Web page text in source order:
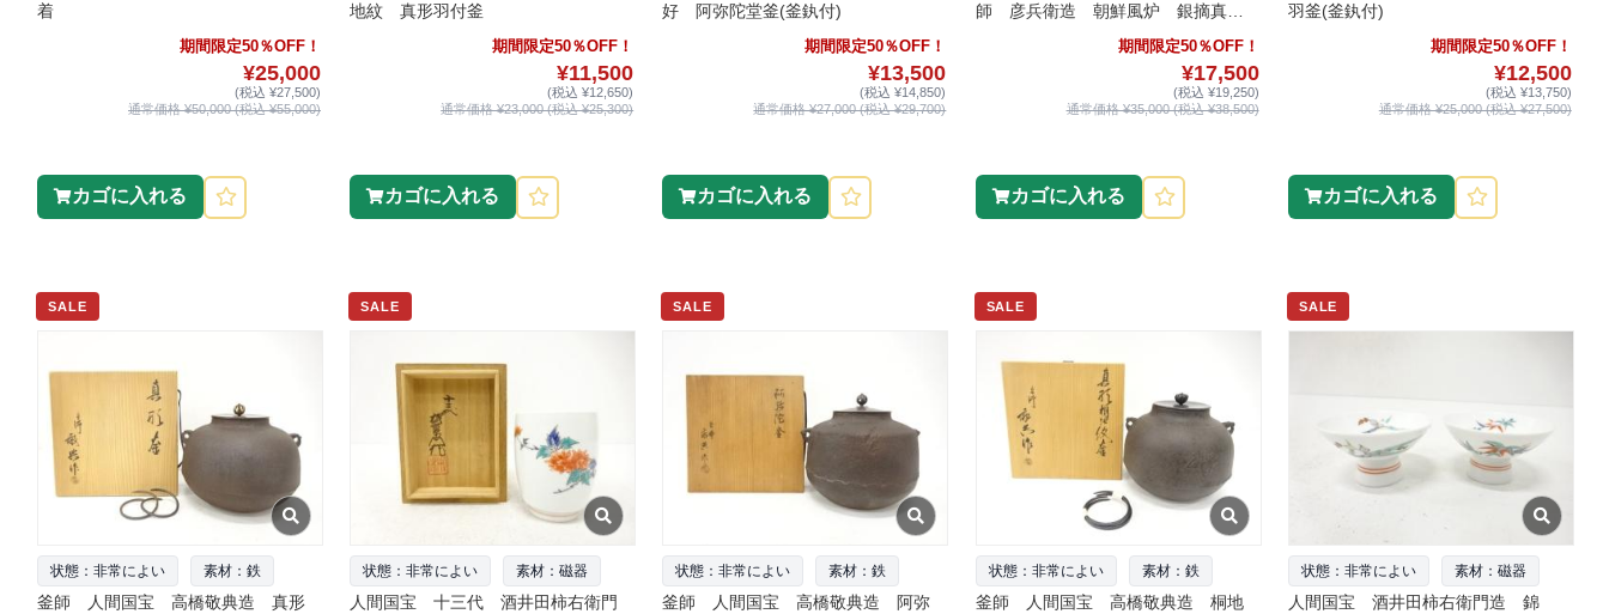
着
期間限定50％OFF！
¥25,000
(税込 ¥27,500)
通常価格 ¥50,000 (税込 ¥55,000)
カゴに入れる
地紋 真形羽付釜
期間限定50％OFF！
¥11,500
(税込 ¥12,650)
通常価格 ¥23,000 (税込 ¥25,300)
カゴに入れる
好 阿弥陀堂釜(釜釻付)
期間限定50％OFF！
¥13,500
(税込 ¥14,850)
通常価格 ¥27,000 (税込 ¥29,700)
カゴに入れる
師 彦兵衛造 朝鮮風炉 銀摘真形
期間限定50％OFF！
¥17,500
(税込 ¥19,250)
通常価格 ¥35,000 (税込 ¥38,500)
カゴに入れる
羽釜(釜釻付)
期間限定50％OFF！
¥12,500
(税込 ¥13,750)
通常価格 ¥25,000 (税込 ¥27,500)
カゴに入れる
SALE
状態：非常によい 素材：鉄
釜師 人間国宝 高橋敬典造 真形
SALE
状態：非常によい 素材：磁器
人間国宝 十三代 酒井田柿右衛門
SALE
状態：非常によい 素材：鉄
釜師 人間国宝 高橋敬典造 阿弥
SALE
状態：非常によい 素材：鉄
釜師 人間国宝 高橋敬典造 桐地
SALE
状態：非常によい 素材：磁器
人間国宝 酒井田柿右衛門造 錦